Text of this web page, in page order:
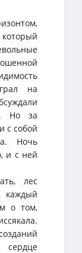
который
на
Но за
с собой
Ночь
и с ней
лес
каждый
о том,
сердце